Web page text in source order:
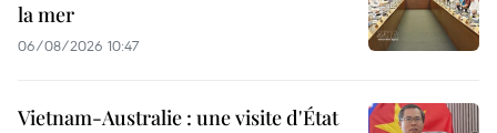
la mer
06/08/2026 10:47
Vietnam-Australie : une visite d'État